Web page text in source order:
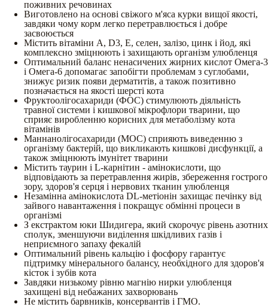
поживних речовинах
Виготовлено на основі свіжого м'яса курки вищої якості,
завдяки чому корм легко перетравлюється і добре
засвоюється
Містить вітаміни А, D3, Е, селен, залізо, цинк і йод, які
комплексно зміцнюють і захищають організм улюбленця
Оптимальний баланс ненасичених жирних кислот Омега-3
і Омега-6 допомагає запобігти проблемам з суглобами,
знижує ризик появи дерматитів, а також позитивно
позначається на якості шерсті кота
Фруктоолігосахариди (ФОС) стимулюють діяльність
травної системи і кишкової мікрофлори тварини, що
сприяє виробленню корисних для метаболізму кота
вітамінів
Маннанолігосахариди (МОС) сприяють виведенню з
організму бактерій, що викликають кишкові дисфункції, а
також зміцнюють імунітет тварини
Містить таурин і L-карнітин - амінокислоти, що
відповідають за перетравлення жирів, збереження гострого
зору, здоров'я серця і нервових тканин улюбленця
Незамінна амінокислота DL-метіонін захищає печінку від
зайвого навантаження і покращує обмінні процеси в
організмі
З екстрактом юки Шидигера, який скорочує рівень азотних
сполук, зменшуючи виділення шкідливих газів і
неприємного запаху фекалій
Оптимальний рівень кальцію і фосфору гарантує
підтримку мінерального балансу, необхідного для здоров'я
кісток і зубів кота
Завдяки низькому рівню магнію нирки улюбленця
захищені від небажаних захворювань
Не містить барвників, консервантів і ГМО.